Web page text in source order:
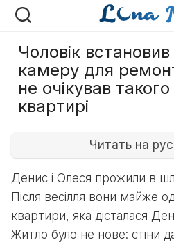
Перейти
Чоловік
камеру для
не очікував
квартирі
Читать на
Денис і Олеся прожили в
Після весілля вони майже
квартири, яка дісталася
Житло було не нове: стіни